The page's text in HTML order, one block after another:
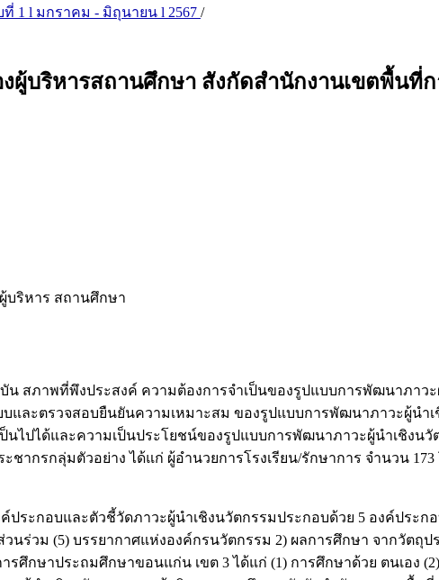
1 l มกราคม - มิถุนายน l 2567 /
ผู้บริหารสถานศึกษา สังกัดสำนักงานเขตพื้นที่
บริหาร สถานศึกษา
สภาพที่พึงประสงค์ ความต้องการจำเป็นของรูปแบบการพัฒนาภาว
และตรวจสอบยืนยันความเหมาะสม ของรูปแบบการพัฒนาภาวะผู้นำ
นไปได้และความเป็นประโยชน์ของรูปแบบการพัฒนาภาวะผู้นำเชิงน
ากรกลุ่มตัวอย่าง ได้แก่ ผู้อำนวยการโรงเรียน/รักษาการ จำนวน
ระกอบและตัวชี้วัดภาวะผู้นำเชิงนวัตกรรมประกอบด้วย 5 องค์ประก
วนร่วม (5) บรรยากาศแห่งองค์กรนวัตกรรม 2) ผลการศึกษา จากวัต
ศึกษาประถมศึกษาขอนแก่น เขต 3 ได้แก่ (1) การศึกษาด้วย ตนเอง